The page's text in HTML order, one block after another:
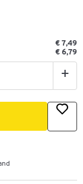
€ 7,49
€ 6,79
+